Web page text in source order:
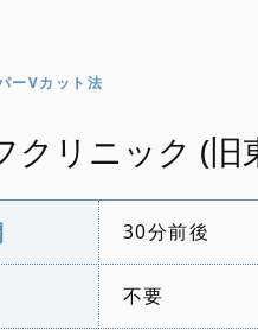
ーVカット法
クリニック (
30分前後
不要